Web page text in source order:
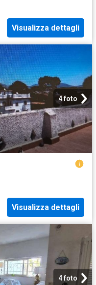
Visualizza dettagli
4 foto
Visualizza dettagli
4 foto